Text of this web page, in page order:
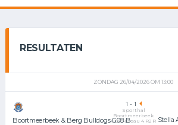
RESULTATEN
ZONDAG 26/04/2026 OM 13:00
Boortmeerbeek & Berg Bulldogs G08 B
1 - 1
Sporthal
Boortmeerbeek
U08 Niveau 4 R2 R Stella